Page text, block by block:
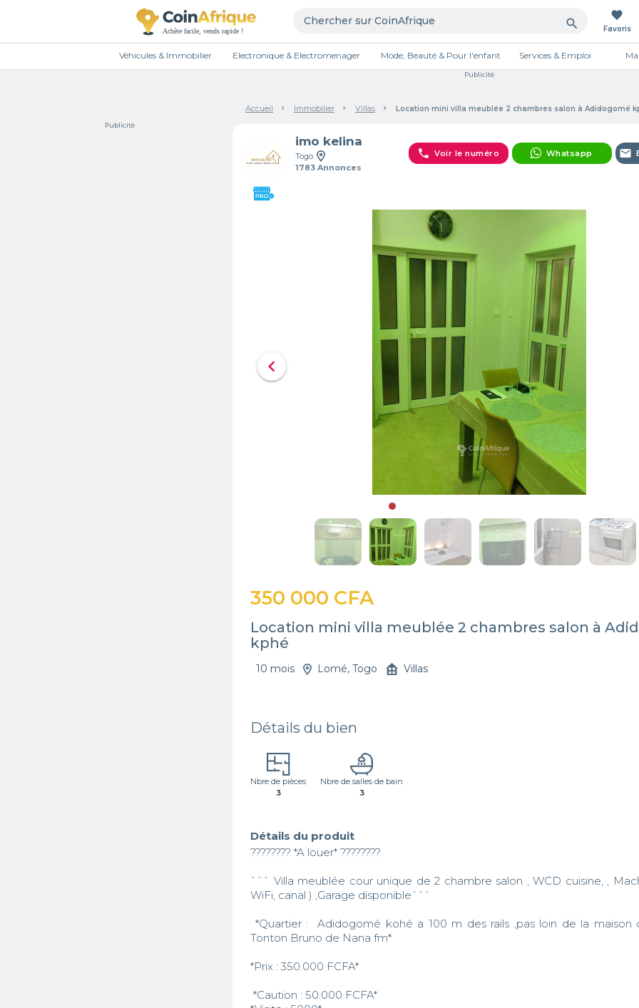
search
favorite
Favoris
Véhicules & Immobilier Electronique & Electromenager Mode, Beauté & Pour l'enfant Services & Emploi
Publicité
Accueil Immobilier Villas Location mini villa meublée 2 chambres salon à Adidogomé
Publicité
imo kelina
Togo
1783 Annonces
phone Voir le numéro Whatsapp email
chevron_left
350 000 CFA
Location mini villa meublée 2 chambres salon à
kphé
10 mois Lomé, Togo Villas
Détails du bien
Nbre de pièces
3
Nbre de salles de bain
3
Détails du produit
???????? *A louer* ????????
``` Villa meublée cour unique de 2 chambre salon , WCD cuisine, ,
WiFi, canal ) ,Garage disponible```
Tonton Bruno de Nana fm*
*Prix : 350.000 FCFA*
*Caution : 50.000 FCFA*